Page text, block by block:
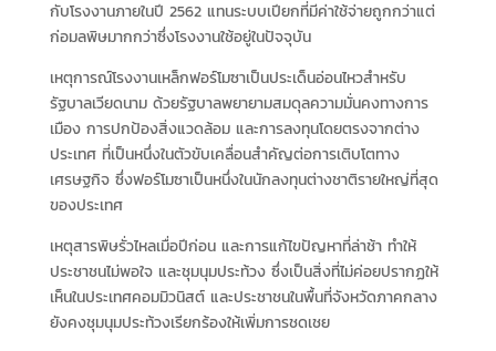
กับโรงงานภายในปี 2562 แทนระบบเปียกที่มีค่าใช้จ่ายถูกกว่าแต่
ก่อมลพิษมากกว่าซึ่งโรงงานใช้อยู่ในปัจจุบัน
เหตุการณ์โรงงานเหล็กฟอร์โมซาเป็นประเด็นอ่อนไหวสำหรับ
รัฐบาลเวียดนาม ด้วยรัฐบาลพยายามสมดุลความมั่นคงทางการ
เมือง การปกป้องสิ่งแวดล้อม และการลงทุนโดยตรงจากต่าง
ประเทศ ที่เป็นหนึ่งในตัวขับเคลื่อนสำคัญต่อการเติบโตทาง
เศรษฐกิจ ซึ่งฟอร์โมซาเป็นหนึ่งในนักลงทุนต่างชาติรายใหญ่ที่สุด
ของประเทศ
เหตุสารพิษรั่วไหลเมื่อปีก่อน และการแก้ไขปัญหาที่ล่าช้า ทำให้
ประชาชนไม่พอใจ และชุมนุมประท้วง ซึ่งเป็นสิ่งที่ไม่ค่อยปรากฏให้
เห็นในประเทศคอมมิวนิสต์ และประชาชนในพื้นที่จังหวัดภาคกลาง
ยังคงชุมนุมประท้วงเรียกร้องให้เพิ่มการชดเชย